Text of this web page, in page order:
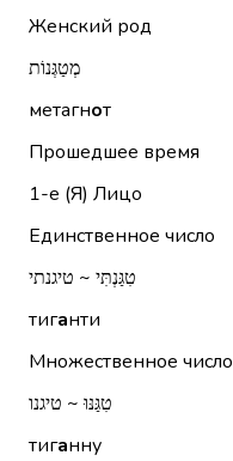
Женский род
מְטַגְּנוֹת
метагнот
Прошедшее время
1-е (Я) Лицо
Единственное число
טִגַּנְתִּי ~ טיגנתי
тиганти
Множественное число
טִגַּנּוּ ~ טיגנו
тиганну